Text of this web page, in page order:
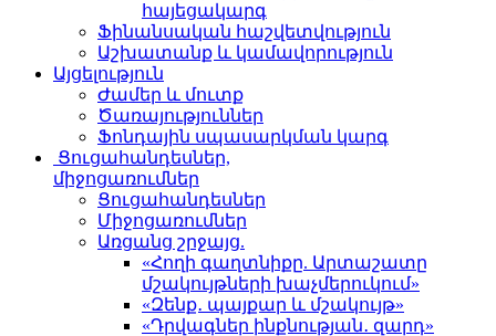
հայեցակարգ
Ֆինանսական հաշվետվություն
Աշխատանք և կամավորություն
Այցելություն
Ժամեր և մուտք
Ծառայություններ
Ֆոնդային սպասարկման կարգ
Ցուցահանդեսներ,
միջոցառումներ
Ցուցահանդեսներ
Միջոցառումներ
Առցանց շրջայց.
«Հողի գաղտնիքը. Արտաշատը
մշակույթների խաչմերուկում»
«Զենք․ պայքար և մշակույթ»
«Դրվագներ ինքնության․ զարդ»